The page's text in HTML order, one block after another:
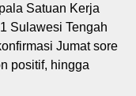
Satuan Kerja
Sulawesi Tengah
Jumat sore
positif, hingga